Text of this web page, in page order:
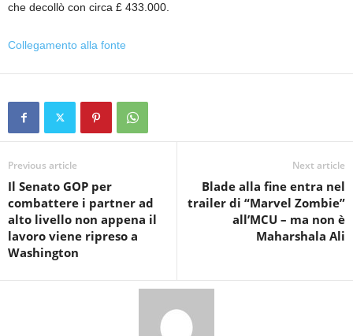
che decollò con circa £ 433.000.
Collegamento alla fonte
Previous article
Il Senato GOP per
combattere i partner ad
alto livello non appena il
lavoro viene ripreso a
Washington
Next article
Blade alla fine entra nel
trailer di “Marvel Zombie”
all’MCU – ma non è
Maharshala Ali